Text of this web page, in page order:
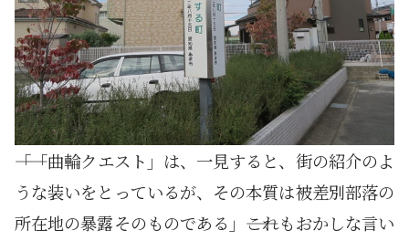
――「「曲輪クエスト」は、一見すると、街の紹介のよ
うな装いをとっているが、その本質は被差別部落の
所在地の暴露そのものである」――これもおかしな言い